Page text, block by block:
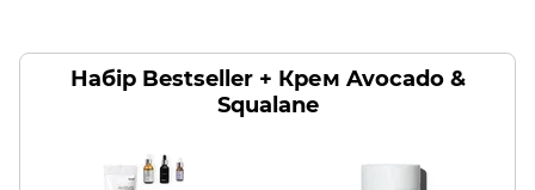
Набір Bestseller + Крем Avocado &
Squalane